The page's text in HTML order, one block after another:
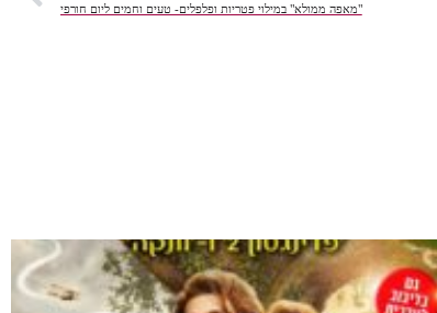
"מאפה ממולא" במילוי פטריות ופלפלים- טעים וחמים ליום חורפי